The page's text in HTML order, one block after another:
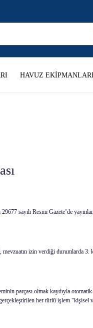
HAVUZ EKİPMANLARI
sayılı Resmi Gazete’de
izin verdiği durumlarda
parçası olmak kaydıyla
her türlü işlem